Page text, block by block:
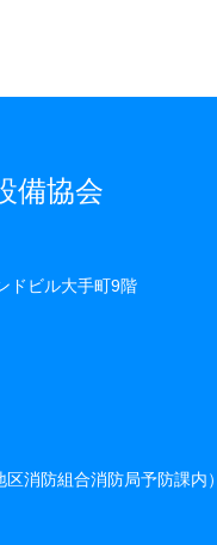
備協会
ドビル大手町9階
消防組合消防局予防課内）